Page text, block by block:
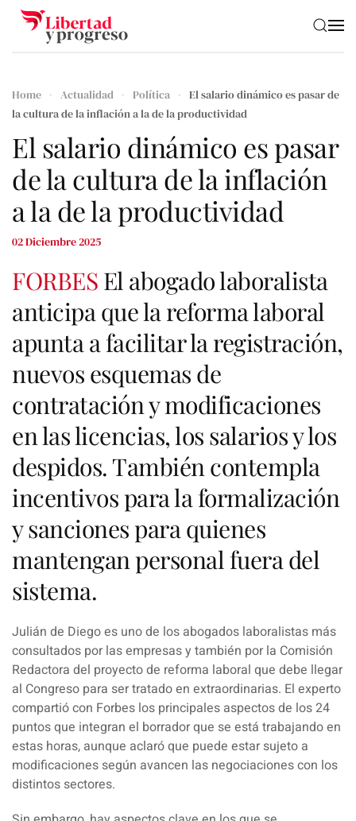
Skip to main content
Home Actualidad Política
El salario dinámico es pasar de
la cultura de la inflación a la de la productividad
El salario dinámico es pasar
de la cultura de la inflación
a la de la productividad
02 Diciembre 2025
FORBES El abogado laboralista
anticipa que la reforma laboral
apunta a facilitar la registración,
nuevos esquemas de
contratación y modificaciones
en las licencias, los salarios y los
despidos. También contempla
incentivos para la formalización
y sanciones para quienes
mantengan personal fuera del
sistema.
Julián de Diegoes uno de los abogados laboralistas más
consultados por las empresas y también por la Comisión
Redactora del proyecto de reforma laboral que debe llegar
al Congreso para ser tratado en extraordinarias. El experto
compartió con Forbes los principales aspectos de los 24
puntos que integran el borrador que se está trabajando en
estas horas, aunque aclaró que puede estar sujeto a
modificaciones según avancen las negociaciones con los
distintos sectores.